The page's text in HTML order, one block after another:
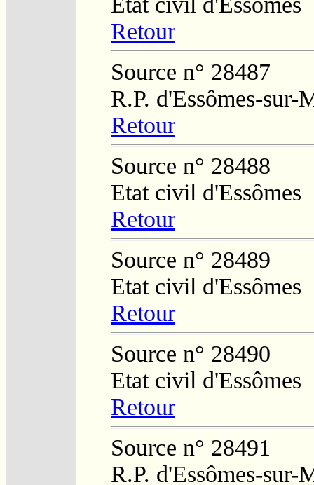
Retour
Source n° 28487
R.P. d'Essômes-sur-
Retour
Source n° 28488
Etat civil d'Essômes
Retour
Source n° 28489
Etat civil d'Essômes
Retour
Source n° 28490
Etat civil d'Essômes
Retour
Source n° 28491
R.P. d'Essômes-sur-